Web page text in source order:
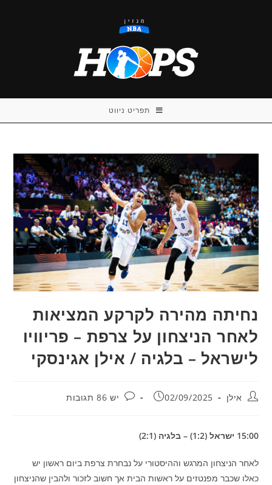
תפריט ניווט
נחיתה מהירה לקרקע המציאות
לאחר הניצחון על צרפת – פריוויו
לישראל – בלגיה / אילן אגינסקי
מחבר:אילן פורסם:
02/09/2025 תגובות:
יש 86 תגובות
15:00 ישראל (1:2) – בלגיה (2:1)
לאחר הניצחון המרגש וההיסטורי על נבחרת צרפת ביום ראשון יש
כאלו שכבר מפנטזים על ראשות הבית אך חשוב לזכור ולהבין שהניצחון